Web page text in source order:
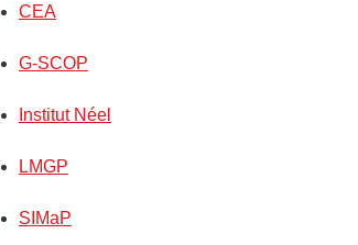
CEA
G-SCOP
Institut Néel
LMGP
SIMaP